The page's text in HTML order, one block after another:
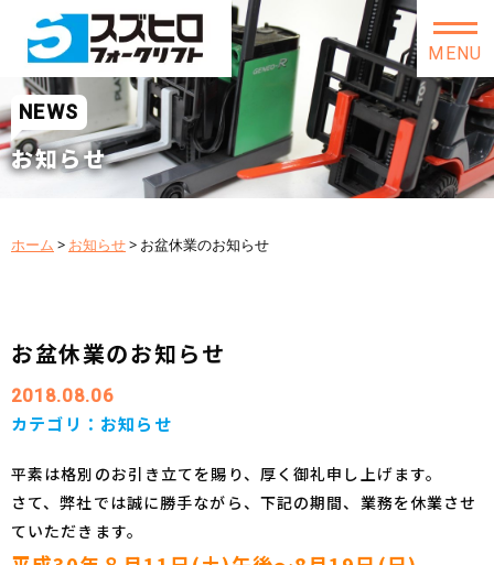
MENU
NEWS
お知らせ
ホーム > お知らせ> お盆休業のお知らせ
お盆休業のお知らせ
2018.08.06
カテゴリ： お知らせ
平素は格別のお引き立てを賜り、厚く御礼申し上げます。
さて、弊社では誠に勝手ながら、下記の期間、業務を休業させ
ていただきます。